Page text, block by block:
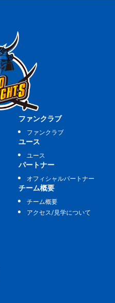
ファンクラブ
ファンクラブ
ユース
ユース
パートナー
オフィシャルパートナー
チーム概要
チーム概要
アクセス/見学について